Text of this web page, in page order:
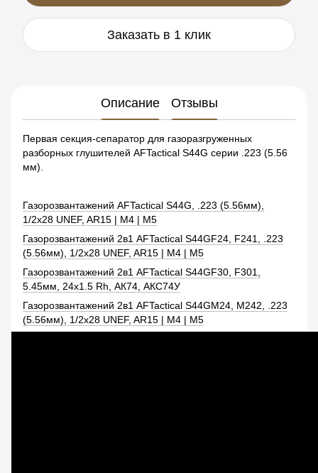
Заказать в 1 клик
Описание Отзывы
Первая секция-сепаратор для газоразгруженных
разборных глушителей AFTactical S44G серии .223 (5.56
мм).
Газорозвантажений AFTactical S44G, .223 (5.56мм),
1/2x28 UNEF, AR15 | M4 | M5
Газорозвантажений 2в1 AFTactical S44GF24, F241, .223
(5.56мм), 1/2x28 UNEF, AR15 | M4 | M5
Газорозвантажений 2в1 AFTactical S44GF30, F301,
5.45мм, 24x1.5 Rh, АК74, АКС74У
Газорозвантажений 2в1 AFTactical S44GM24, M242, .223
(5.56мм), 1/2x28 UNEF, AR15 | M4 | M5